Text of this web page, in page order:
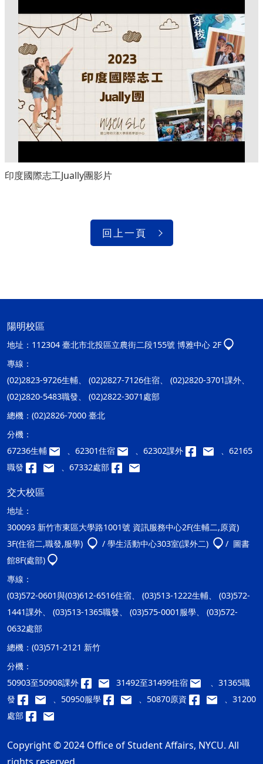
印度國際志工Jually團影片
回上一頁
陽明校區
地址： 112304 臺北市北投區立農街二段155號 博雅中心 2F
專線：
(02)2823-9726生輔、 (02)2827-7126住宿、 (02)2820-3701課外、
(02)2820-5483職發、 (02)2822-3071處部
總機： (02)2826-7000 臺北
分機：
67236生輔
、62301住宿 、62302課外
、62165
職發
、67332處部
交大校區
地址：
300093 新竹市東區大學路1001號 資訊服務中心2F(生輔二,原資)
3F(住宿二,職發,服學)
/ 學生活動中心303室(課外二)
/ 圖書
館8F(處部)
專線：
(03)572-0601與(03)612-6516住宿、 (03)513-1222生輔、 (03)572-
1441課外、 (03)513-1365職發、 (03)575-0001服學、 (03)572-
0632處部
總機： (03)571-2121 新竹
分機：
50903至50908課外
31492至31499住宿
、31365職
發
、50950服學 、50870原資
、31200
處部
Copyright © 2024 Office of Student Affairs, NYCU. All